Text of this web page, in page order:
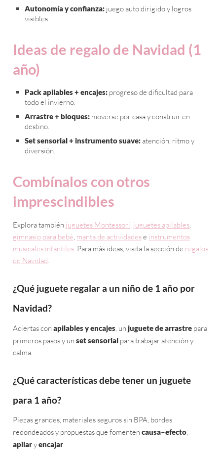
Autonomía y confianza: juego auto dirigido y logros
visibles.
Ideas de regalo de Navidad (1
año)
Pack apilables + encajes: progreso de dificultad para
todo el invierno.
Arrastre + bloques: moverse por casa y construir en
destino.
Set sensorial + instrumento suave:atención, ritmo y
diversión.
Combínalos con otros
imprescindibles
Explora también juguetes Montessori, juguetes apilables,
gimnasio para bebé, manta de actividadese instrumentos
musicales infantiles. Para más ideas, visita la sección de regalos
de Navidad.
¿Qué juguete regalar a un niño de 1 año por
Navidad?
Aciertas con apilables y encajes, un juguete de arrastre para
primeros pasos y un set sensorial para trabajar atención y
calma.
¿Qué características debe tener un juguete
para 1 año?
Piezas grandes, materiales seguros sin BPA, bordes
redondeados y propuestas que fomenten causa–efecto,
apilaryencajar.